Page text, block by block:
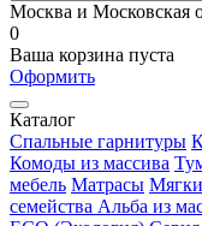
Москва и Московская
0
Ваша корзина пуста
Оформить
Каталог
Спальные гарнитуры
Комоды из массива
мебель Матрасы
семейства Альба из